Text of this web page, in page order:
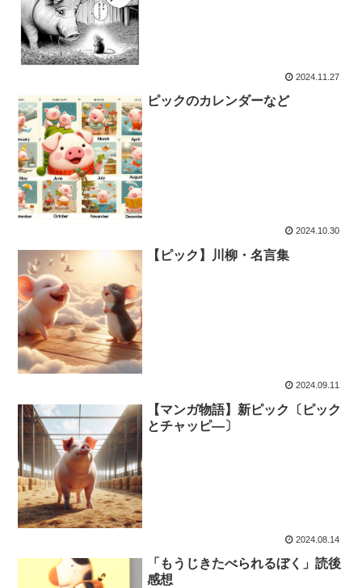
2024.11.27
ピックのカレンダーなど
2024.10.30
【ピック】川柳・名言集
2024.09.11
【マンガ物語】新ピック〔ピック
とチャッピ―〕
2024.08.14
「もうじきたべられるぼく」読後
感想